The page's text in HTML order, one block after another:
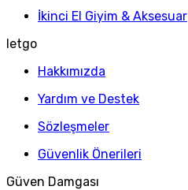
İkinci El Giyim & Aksesuar
letgo
Hakkımızda
Yardım ve Destek
Sözleşmeler
Güvenlik Önerileri
Güven Damgası